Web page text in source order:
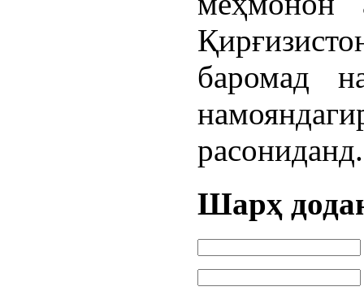
баромад
расониданд.
Шарҳ